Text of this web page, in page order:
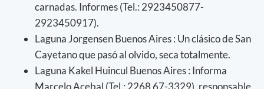
carnadas. Informes (Tel.: 2923450877-
2923450917).
Laguna Jorgensen Buenos Aires : Un clásico de San
Cayetano que pasó al olvido, seca totalmente.
Laguna Kakel Huincul Buenos Aires : Informa
Marcelo Acebal (Tel.: 2268 67-3329), responsable